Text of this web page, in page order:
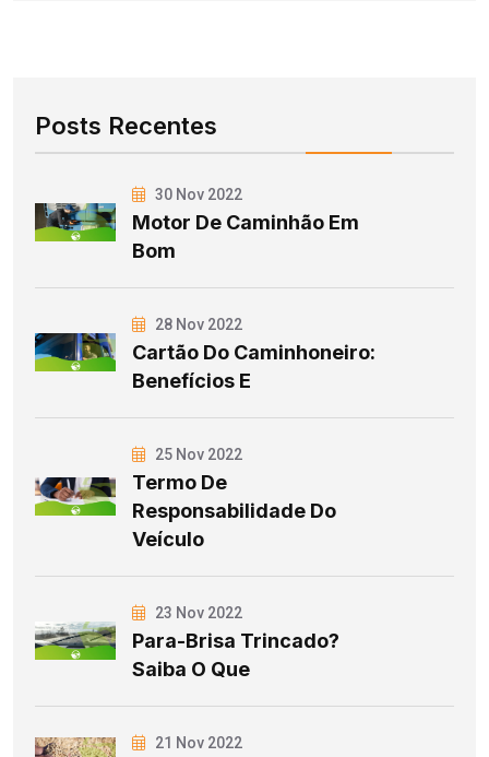
Posts Recentes
30 Nov 2022
Motor De Caminhão Em
Bom
28 Nov 2022
Cartão Do Caminhoneiro:
Benefícios E
25 Nov 2022
Termo De
Responsabilidade Do
Veículo
23 Nov 2022
Para-Brisa Trincado?
Saiba O Que
21 Nov 2022